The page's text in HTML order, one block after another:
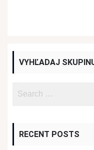
VYHĽADAJ
RECENT POSTS